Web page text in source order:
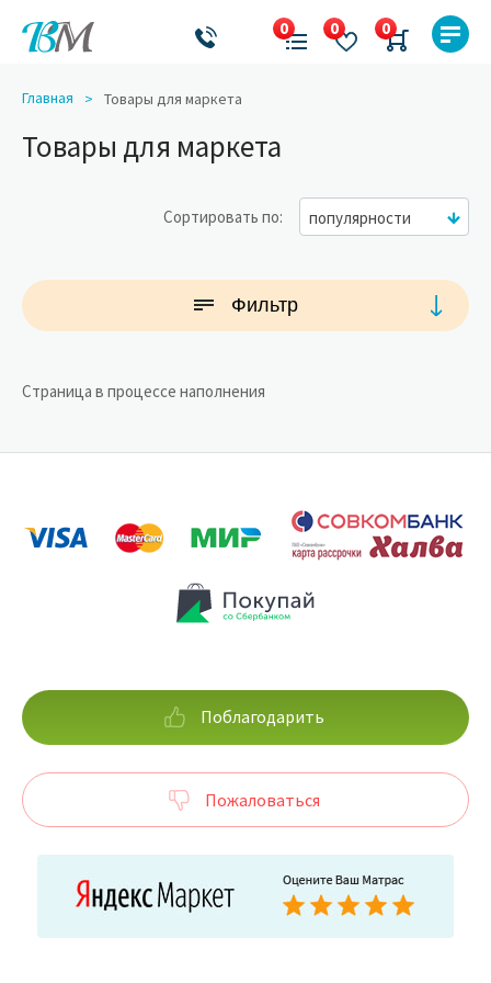
Главная Товары для маркета
Товары для маркета
Сортировать по популярности
Фильтр
Страница в процессе наполнения
Поблагодарить
Пожаловаться